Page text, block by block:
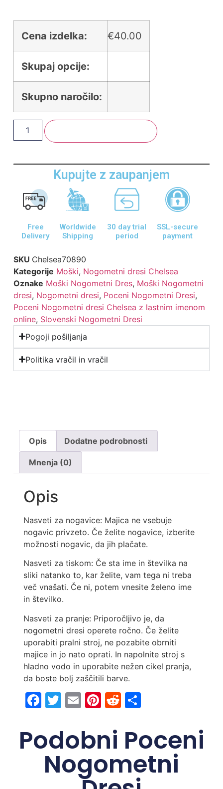
Cena izdelka: €40.00
Skupaj opcije:
Skupno naročilo:
Kupujte z zaupanjem
Free
Delivery
Worldwide
Shipping
30 day trial
period
SSL-secure
payment
SKU Chelsea70890
Kategorije Moški, Nogometni dresi Chelsea
Oznake Moški Nogometni Dres, Moški Nogometni
dresi, Nogometni dresi, Poceni Nogometni Dresi,
Poceni Nogometni dresi Chelsea z lastnim imenom
online, Slovenski Nogometni Dresi
Pogoji pošiljanja
Politika vračil in vračil
Opis Dodatne podrobnosti
Mnenja (0)
Opis
Nasveti za nogavice: Majica ne vsebuje
nogavic privzeto. Če želite nogavice, izberite
možnosti nogavic, da jih plačate.
Nasveti za tiskom: Če sta ime in številka na
sliki natanko to, kar želite, vam tega ni treba
več vnašati. Če ni, potem vnesite želeno ime
in številko.
Nasveti za pranje: Priporočljivo je, da
nogometni dresi operete ročno. Če želite
uporabiti pralni stroj, ne pozabite obrniti
majice in jo nato oprati. In napolnite stroj s
hladno vodo in uporabite nežen cikel pranja,
da boste bolj zaščitili barve.
Facebook
Twitter
EmailPinterest
Reddit
Share
Podobni Poceni
Nogometni